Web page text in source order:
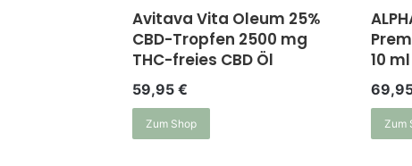
Avitava Vita Oleum 25%
CBD-Tropfen 2500 mg
THC-freies CBD Öl
59,95 €
Zum Shop
10 ml
Zum